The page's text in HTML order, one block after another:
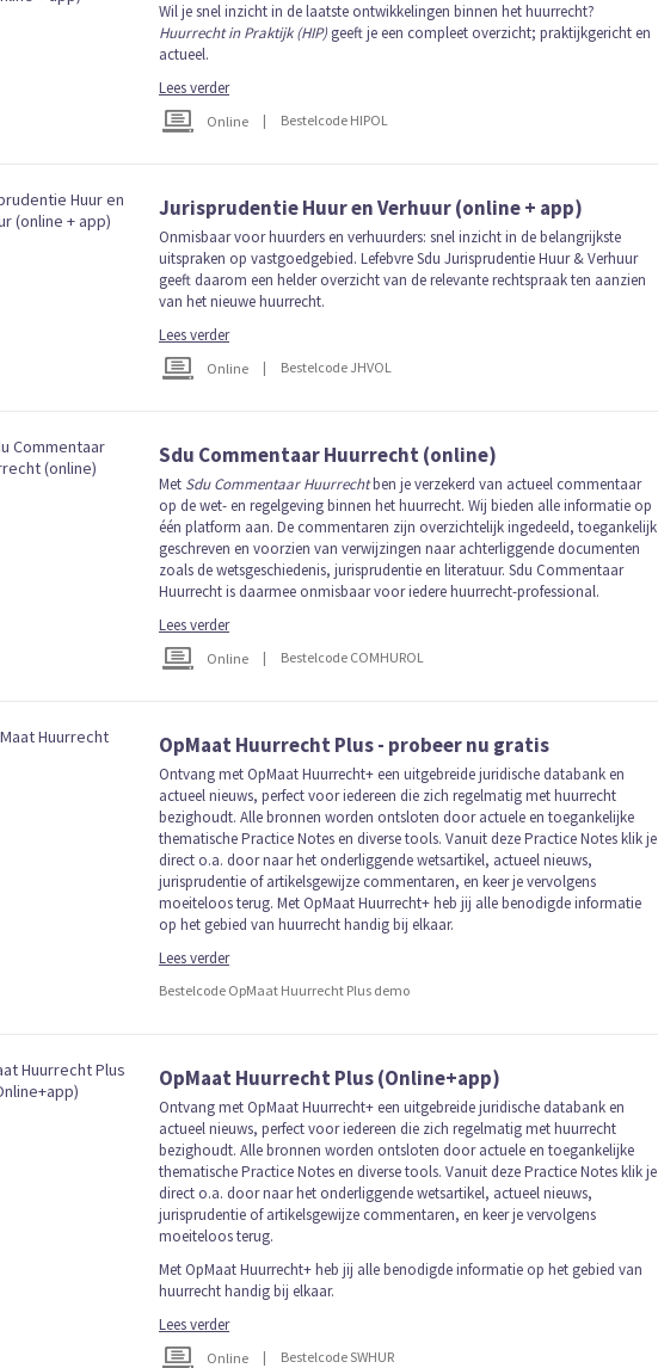
Wil je snel inzicht in de laatste ontwikkelingen binnen het huurrecht?
Huurrecht in Praktijk (HIP) geeft je een compleet overzicht; praktijkgericht en
actueel.
Lees verder
Online | Bestelcode HIPOL
Jurisprudentie Huur en Verhuur (online + app)
Onmisbaar voor huurders en verhuurders: snel inzicht in de belangrijkste
uitspraken op vastgoedgebied. Lefebvre Sdu Jurisprudentie Huur & Verhuur
geeft daarom een helder overzicht van de relevante rechtspraak ten aanzien
van het nieuwe huurrecht.
Lees verder
Online | Bestelcode JHVOL
Sdu Commentaar Huurrecht (online)
Met Sdu Commentaar Huurrechtben je verzekerd van actueel commentaar
op de wet- en regelgeving binnen het huurrecht. Wij bieden alle informatie op
één platform aan. De commentaren zijn overzichtelijk ingedeeld, toegankelijk
geschreven en voorzien van verwijzingen naar achterliggende documenten
zoals de wetsgeschiedenis, jurisprudentie en literatuur. Sdu Commentaar
Huurrecht is daarmee onmisbaar voor iedere huurrecht-professional.
Lees verder
Online | Bestelcode COMHUROL
OpMaat Huurrecht Plus - probeer nu gratis
Ontvang met OpMaat Huurrecht+ een uitgebreide juridische databank en
actueel nieuws, perfect voor iedereen die zich regelmatig met huurrecht
bezighoudt. Alle bronnen worden ontsloten door actuele en toegankelijke
thematische Practice Notes en diverse tools. Vanuit deze Practice Notes klik je
direct o.a. door naar het onderliggende wetsartikel, actueel nieuws,
jurisprudentie of artikelsgewijze commentaren, en keer je vervolgens
moeiteloos terug. Met OpMaat Huurrecht+ heb jij alle benodigde informatie
op het gebied van huurrecht handig bij elkaar.
Lees verder
Bestelcode OpMaat Huurrecht Plus demo
OpMaat Huurrecht Plus (Online+app)
Ontvang met OpMaat Huurrecht+ een uitgebreide juridische databank en
actueel nieuws, perfect voor iedereen die zich regelmatig met huurrecht
bezighoudt. Alle bronnen worden ontsloten door actuele en toegankelijke
thematische Practice Notes en diverse tools. Vanuit deze Practice Notes klik je
direct o.a. door naar het onderliggende wetsartikel, actueel nieuws,
jurisprudentie of artikelsgewijze commentaren, en keer je vervolgens
moeiteloos terug.
Met OpMaat Huurrecht+ heb jij alle benodigde informatie op het gebied van
huurrecht handig bij elkaar.
Lees verder
Online | Bestelcode SWHUR